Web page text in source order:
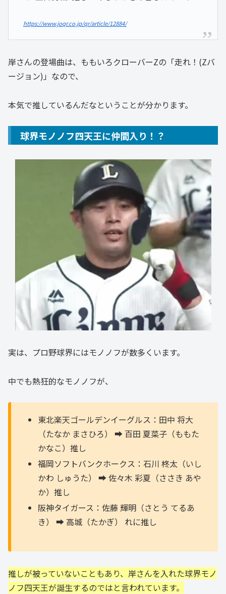
https://www.joqr.co.jp/qr/article/12884/
岸さんの登場曲は、ももいろクローバーZの「走れ！(Zバ
ージョン)」なので、
本気で推しているんだなということが分かります。
球界モノノフ四天王に仲間入り！？
実は、プロ野球界にはモノノフが数多くいます。
中でも熱狂的なモノノフが、
東北楽天ゴールデンイーグルス：田中 将大
（たなか まさひろ） ➡️ 百田 夏菜子（ももた
かなこ）推し
福岡ソフトバンクホークス：石川 柊太（いし
かわ しゅうた） ➡️ 佐々木 彩夏（ささき あや
か）推し
阪神タイガース：佐藤 輝明（さとう てるあ
き） ➡️ 高城（たかぎ） れに推し
推しが被っていないこともあり、岸さんを入れた球界モノ
ノフ四天王が誕生するのではと言われています。